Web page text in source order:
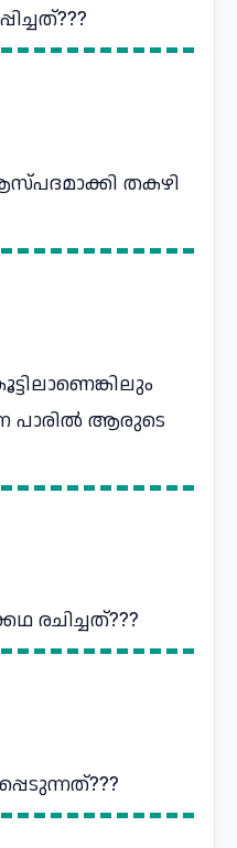
തകഴി
പാരിൽ ആരുടെ
രചിച്ചത്???